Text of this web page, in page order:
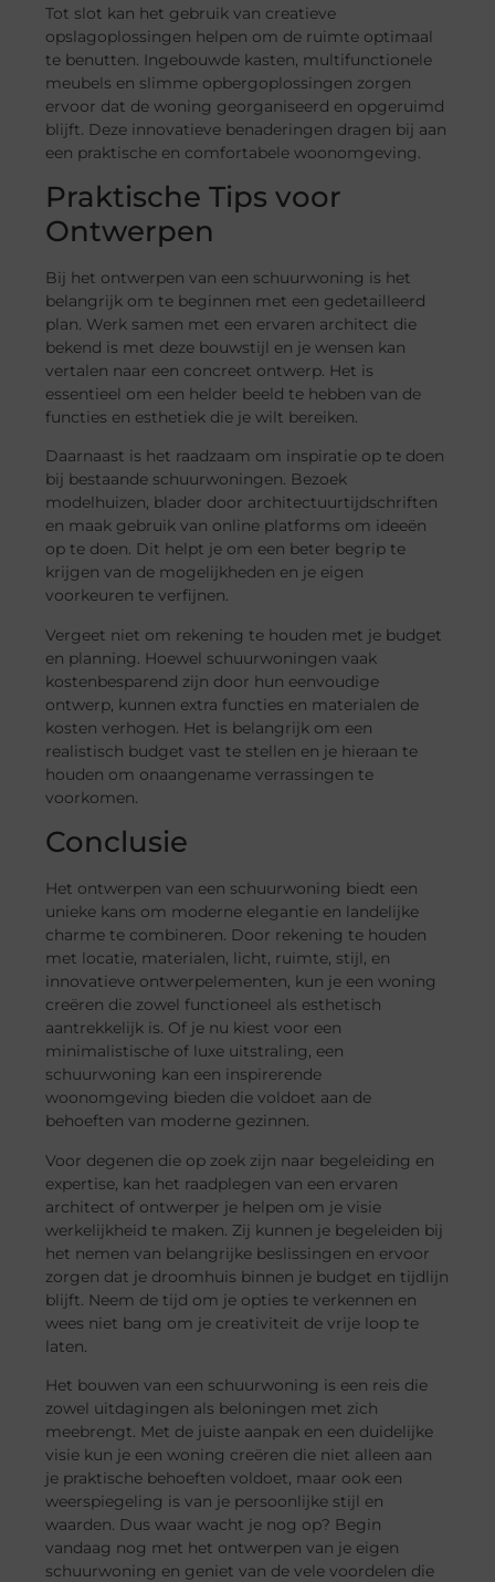
Tot slot kan het gebruik van creatieve
opslagoplossingen helpen om de ruimte optimaal
te benutten. Ingebouwde kasten, multifunctionele
meubels en slimme opbergoplossingen zorgen
ervoor dat de woning georganiseerd en opgeruimd
blijft. Deze innovatieve benaderingen dragen bij aan
een praktische en comfortabele woonomgeving.
Praktische Tips voor
Ontwerpen
Bij het ontwerpen van een schuurwoning is het
belangrijk om te beginnen met een gedetailleerd
plan. Werk samen met een ervaren architect die
bekend is met deze bouwstijl en je wensen kan
vertalen naar een concreet ontwerp. Het is
essentieel om een helder beeld te hebben van de
functies en esthetiek die je wilt bereiken.
Daarnaast is het raadzaam om inspiratie op te doen
bij bestaande schuurwoningen. Bezoek
modelhuizen, blader door architectuurtijdschriften
en maak gebruik van online platforms om ideeën
op te doen. Dit helpt je om een beter begrip te
krijgen van de mogelijkheden en je eigen
voorkeuren te verfijnen.
Vergeet niet om rekening te houden met je budget
en planning. Hoewel schuurwoningen vaak
kostenbesparend zijn door hun eenvoudige
ontwerp, kunnen extra functies en materialen de
kosten verhogen. Het is belangrijk om een
realistisch budget vast te stellen en je hieraan te
houden om onaangename verrassingen te
voorkomen.
Conclusie
Het ontwerpen van een schuurwoning biedt een
unieke kans om moderne elegantie en landelijke
charme te combineren. Door rekening te houden
met locatie, materialen, licht, ruimte, stijl, en
innovatieve ontwerpelementen, kun je een woning
creëren die zowel functioneel als esthetisch
aantrekkelijk is. Of je nu kiest voor een
minimalistische of luxe uitstraling, een
schuurwoning kan een inspirerende
woonomgeving bieden die voldoet aan de
behoeften van moderne gezinnen.
Voor degenen die op zoek zijn naar begeleiding en
expertise, kan het raadplegen van een ervaren
architect of ontwerper je helpen om je visie
werkelijkheid te maken. Zij kunnen je begeleiden bij
het nemen van belangrijke beslissingen en ervoor
zorgen dat je droomhuis binnen je budget en tijdlijn
blijft. Neem de tijd om je opties te verkennen en
wees niet bang om je creativiteit de vrije loop te
laten.
Het bouwen van een schuurwoning is een reis die
zowel uitdagingen als beloningen met zich
meebrengt. Met de juiste aanpak en een duidelijke
visie kun je een woning creëren die niet alleen aan
je praktische behoeften voldoet, maar ook een
weerspiegeling is van je persoonlijke stijl en
waarden. Dus waar wacht je nog op? Begin
vandaag nog met het ontwerpen van je eigen
schuurwoning en geniet van de vele voordelen die